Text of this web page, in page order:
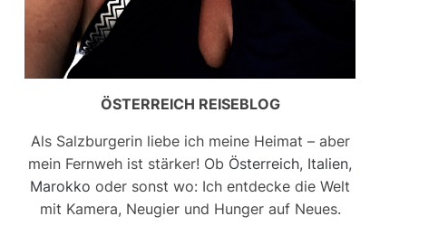
ÖSTERREICH REISEBLOG
Als Salzburgerin liebe ich meine Heimat – aber
mein Fernweh ist stärker! Ob Österreich, Italien,
Marokko oder sonst wo: Ich entdecke die Welt
mit Kamera, Neugier und Hunger auf Neues.